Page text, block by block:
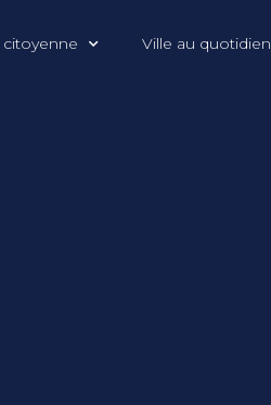
citoyenne Ville au quotidien